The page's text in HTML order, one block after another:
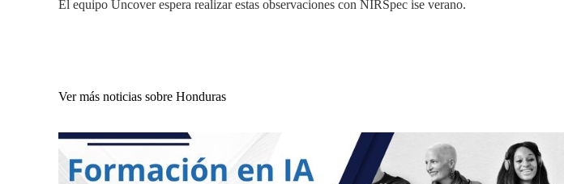
El equipo Uncover espera realizar estas observaciones con NIRSpec ise verano.
Ver más noticias sobre Honduras